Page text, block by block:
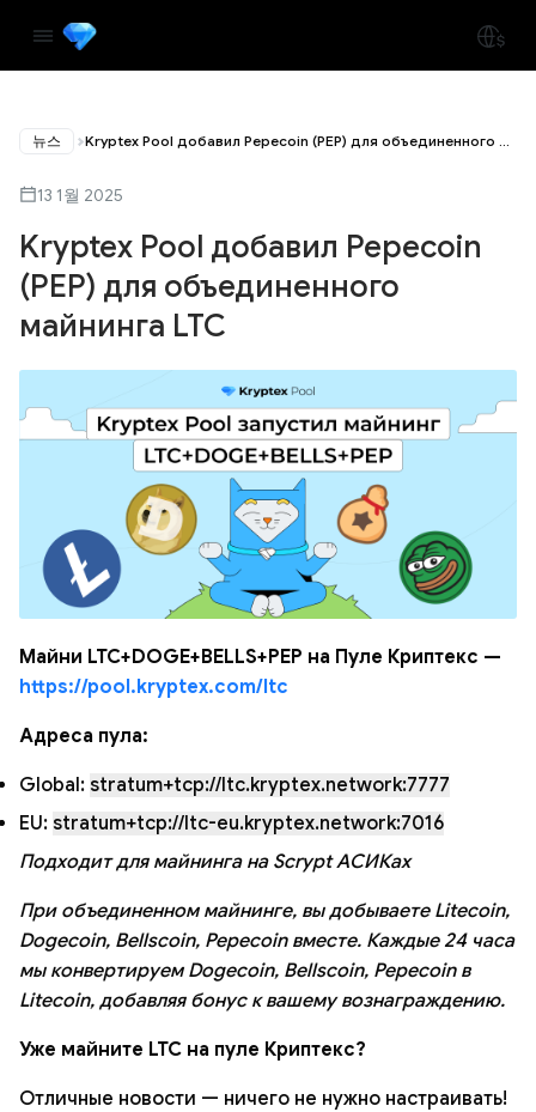
뉴스 Kryptex Pool добавил Pepecoin (PEP) для объединенного майнинга LTC
13 1월 2025
Kryptex Pool добавил Pepecoin
(PEP) для объединенного
майнинга LTC
Майни LTC+DOGE+BELLS+PEP на Пуле Криптекс —
https://pool.kryptex.com/ltc
Адреса пула:
Global: stratum+tcp://ltc.kryptex.network:7777
EU: stratum+tcp://ltc-eu.kryptex.network:7016
Подходит для майнинга на Scrypt АСИКах
При объединенном майнинге, вы добываете Litecoin,
Dogecoin, Bellscoin, Pepecoin вместе. Каждые 24 часа
мы конвертируем Dogecoin, Bellscoin, Pepecoin в
Litecoin, добавляя бонус к вашему вознаграждению.
Уже майните LTC на пуле Криптекс?
Отличные новости — ничего не нужно настраивать!